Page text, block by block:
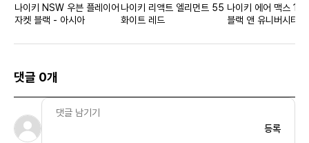
나이키 NSW 우븐 플레이어
자켓 블랙 - 아시아
나이키 리액트 엘리먼트 55
화이트 레드
나이키 에어 맥스 1
블랙 앤 유니버시티
댓글 0개
등록